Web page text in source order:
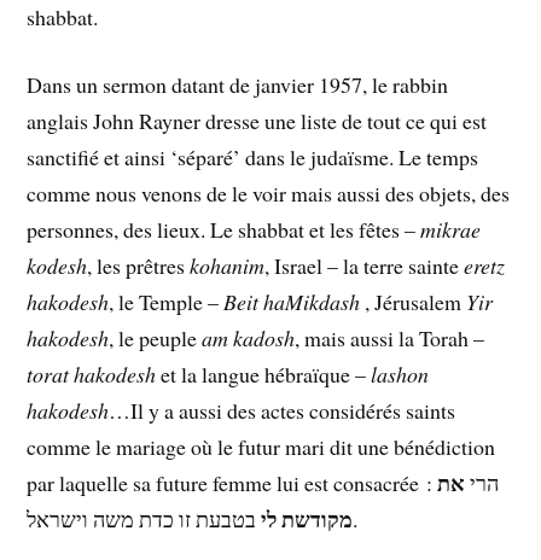
shabbat.
Dans un sermon datant de janvier 1957, le rabbin
anglais John Rayner dresse une liste de tout ce qui est
sanctifié et ainsi ‘séparé’ dans le judaïsme. Le temps
comme nous venons de le voir mais aussi des objets, des
personnes, des lieux. Le shabbat et les fêtes –mikrae
kodesh, les prêtreskohanim, Israel – la terre sainteeretz
hakodesh, le Temple –Beit haMikdash , Jérusalem Yir
hakodesh, le peupleam kadosh, mais aussi la Torah –
torat hakodeshet la langue hébraïque –lashon
hakodesh…Il y a aussi des actes considérés saints
comme le mariage où le futur mari dit une bénédiction
par laquelle sa future femme lui est consacrée : הרי את
מקודשת ליבטבעת זו כדת משה וישראל.